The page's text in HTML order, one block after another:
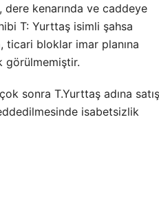
dere kenarında ve caddeye
T: Yurttaş isimli şahsa
ticari bloklar imar planına
görülmemiştir.
sonra T.Yurttaş adına satış
isabetsizlik